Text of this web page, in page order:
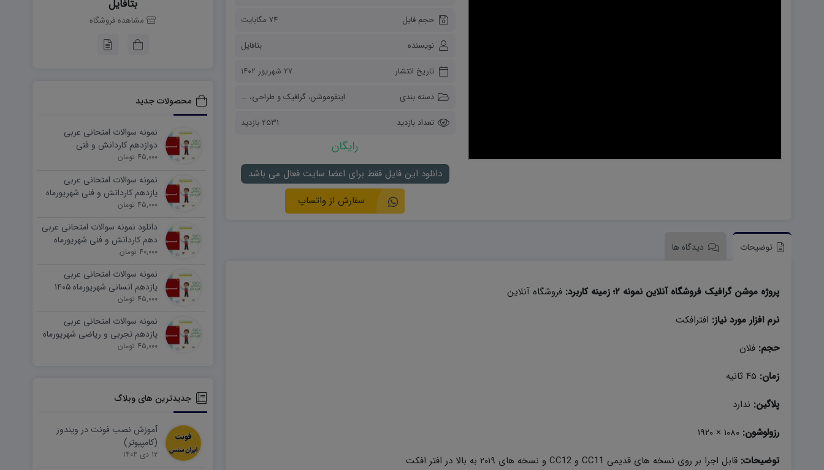
دفاعی دهم
هویت اجتماعی
حجم فایل
74 مگابایت
نویسنده
بتافایل
تاریخ انتشار
۲۷ شهریور ۱۴۰۲
دسته بندی
اینفوموشن،گرافیک و طراحی، موشن گرافیک
تعداد بازدید
2531 بازدید
رایگان
دانلود این فایل فقط برای اعضا سایت فعال می باشد
سفارش از واتساپ
توضیحات دیدگاه ها
پروژه موشن گرافیک فروشگاه آنلاین نمونه ۲؛ زمینه کاربرد:
فروشگاه آنلاین
نرم افزار مورد نیاز: افترافکت
حجم:فلان
زمان: ۴۵ ثانیه
پلاگین: ندارد
رزولوشون:۱۰۸۰ × ۱۹۲۰
توضیحات:قابل اجرا بر روی نسخه های قدیمی CC11 و CC12 و نسخه های ۲۰۱۹ به بالا در افتر افکت
بتافایل
مشاهده فروشگاه
محصولات جدید
نمونه سوالات امتحانی عربی
دوازدهم کاردانش و فنی
شهریورماه ۱۴۰۵ word
45,000 تومان
نمونه سوالات امتحانی عربی
یازدهم کاردانش و فنی شهریورماه
۱۴۰۵ word
45,000 تومان
دانلود نمونه سوالات امتحانی عربی
دهم کاردانش و فنی شهریورماه
۱۴۰۵ word
40,000 تومان
نمونه سوالات امتحانی عربی
یازدهم انسانی شهریورماه ۱۴۰۵
word
45,000 تومان
نمونه سوالات امتحانی عربی
یازدهم تجربی و ریاضی شهریورماه
۱۴۰۵ word
45,000 تومان
جدیدترین های وبلاگ
آموزش نصب فونت در ویندوز
(کامپیوتر)
۱۲ دی ۱۴۰۴